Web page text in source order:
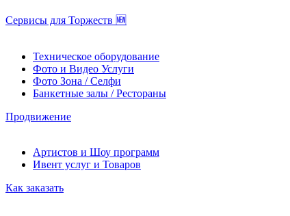
Сервисы для Торжеств 🆕
Техническое оборудование
Фото и Видео Услуги
Фото Зона / Селфи
Банкетные залы / Рестораны
Продвижение
Артистов и Шоу программ
Ивент услуг и Товаров
Как заказать